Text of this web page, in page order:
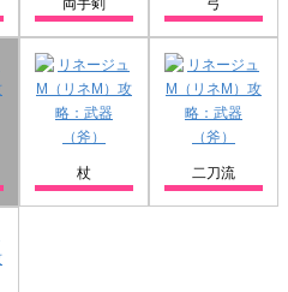
杖 二刀流